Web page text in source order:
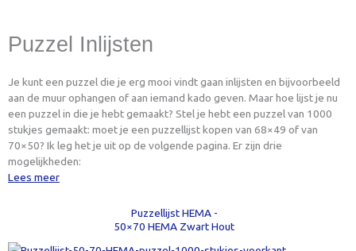
Puzzel Inlijsten
Je kunt een puzzel die je erg mooi vindt gaan inlijsten en bijvoorbeeld
aan de muur ophangen of aan iemand kado geven. Maar hoe lijst je nu
een puzzel in die je hebt gemaakt? Stel je hebt een puzzel van 1000
stukjes gemaakt: moet je een puzzellijst kopen van 68×49 of van
70×50? Ik leg het je uit op de volgende pagina. Er zijn drie
mogelijkheden:
Lees meer
Puzzellijst HEMA -
50×70 HEMA Zwart Hout